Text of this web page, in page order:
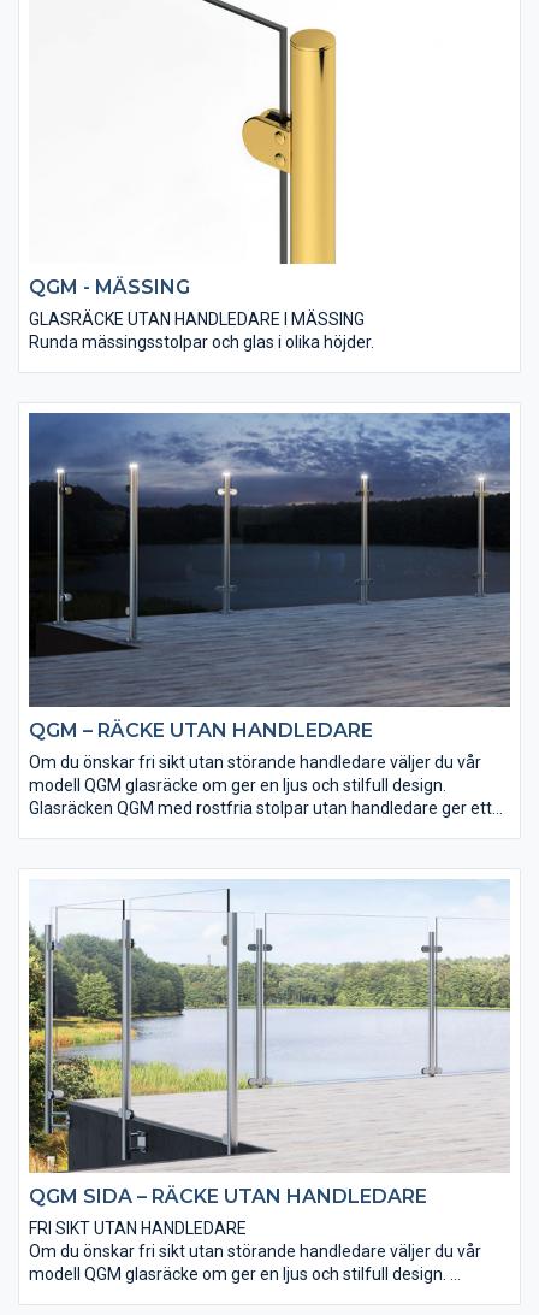
QGM - MÄSSING
GLASRÄCKE UTAN HANDLEDARE I MÄSSING
Runda mässingsstolpar och glas i olika höjder.
QGM – RÄCKE UTAN HANDLEDARE
Om du önskar fri sikt utan störande handledare väljer du vår
modell QGM glasräcke om ger en ljus och stilfull design.
Glasräcken QGM med rostfria stolpar utan handledare ger ett
QGM SIDA – RÄCKE UTAN HANDLEDARE
FRI SIKT UTAN HANDLEDARE
Om du önskar fri sikt utan störande handledare väljer du vår
modell QGM glasräcke om ger en ljus och stilfull design.